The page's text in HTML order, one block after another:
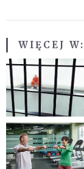
WIĘCEJ W: